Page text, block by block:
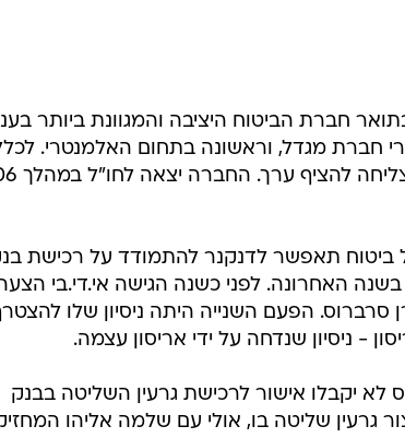
חברת הביטוח היציבה והמגוונת ביותר
חברת מגדל, וראשונה בתחום האלמנטרי.
גם בית השקעות חזק -
ביטוח תאפשר לדנקנר להתמודד על רכישת
האחרונה. לפני כשנה הגישה אי.די.בי
הפעם השנייה היתה ניסיון שלו
- ניסיון שנדחה על ידי אריסון עצמה.
לא יקבלו אישור לרכישת גרעין השליטה בבנק
גרעין שליטה בו, אולי עם שלמה אליהו